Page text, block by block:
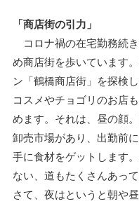
「商店街の引力」
コロナ禍の在宅勤務続
め商店街を歩いています
ン「鶴橋商店街」を探検
コスメやチョゴリのお店
めます。それは、昼の顔
卸売市場があり、出勤前
手に食材をゲットします
ない、道もたくさんあっ
さて、夜はというと朝や